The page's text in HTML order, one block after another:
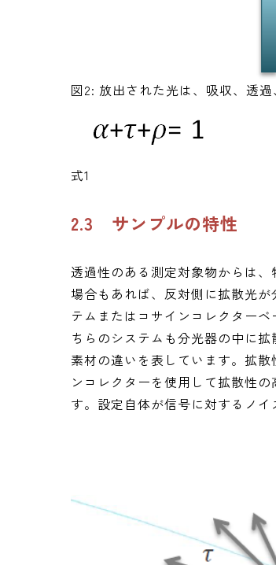
図2: 放出された光は、吸収、透
式1
2.3 サンプルの特性
透過性のある測定対象物からは
場合もあれば、反対側に拡散光
テムまたはコサインコレクター
ちらのシステムも分光器の中に
素材の違いを表しています。拡
ンコレクターを使用して拡散性
す。設定自体が信号に対するノ